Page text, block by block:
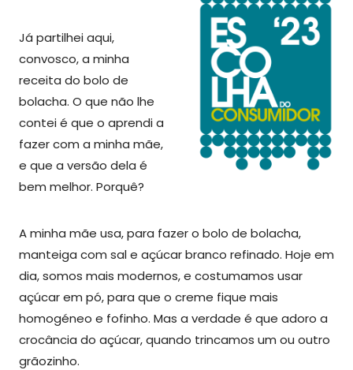
Já partilhei aqui,
convosco, a minha
receita do bolo de
bolacha. O que não lhe
contei é que o aprendi a
fazer com a minha mãe,
e que a versão dela é
bem melhor. Porquê?
A minha mãe usa, para fazer o bolo de bolacha,
manteiga com sal e açúcar branco refinado. Hoje em
dia, somos mais modernos, e costumamos usar
açúcar em pó, para que o creme fique mais
homogéneo e fofinho. Mas a verdade é que adoro a
crocância do açúcar, quando trincamos um ou outro
grãozinho.